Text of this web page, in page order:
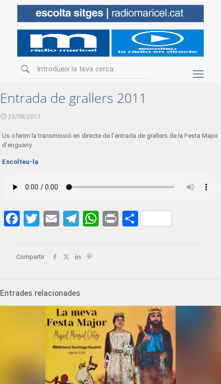
Entrada de grallers 2011
23/08/2011
Us oferim la transmissió en directe de l’entrada de grallers de la Festa Major
d’enguany.
Escolteu-la
Facebook
Twitter
EmailTelegram
WhatsApp
PrintShare
Compartir
Entrades relacionades